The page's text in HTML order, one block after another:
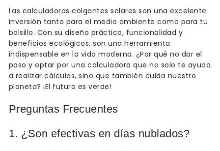
Las calculadoras colgantes solares son una excelente
inversión tanto para el medio ambiente como para tu
bolsillo. Con su diseño práctico, funcionalidad y
beneficios ecológicos, son una herramienta
indispensable en la vida moderna. ¿Por qué no dar el
paso y optar por una calculadora que no solo te ayuda
a realizar cálculos, sino que también cuida nuestro
planeta? ¡El futuro es verde!
Preguntas Frecuentes
1. ¿Son efectivas en días nublados?